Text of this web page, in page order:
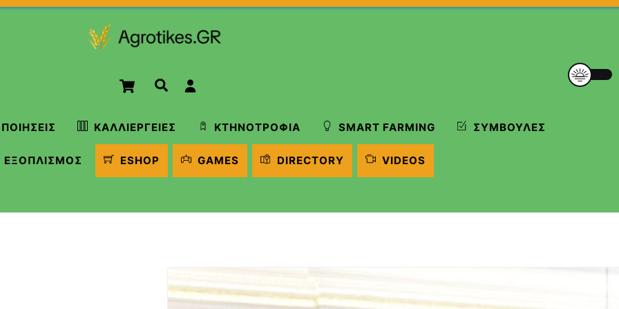
Cart Αναζήτηση
ΚΑΛΛΙΈΡΓΕΙΕΣ ΚΤΗΝΟΤΡΟΦΊΑ SMART FARMING ΣΥΜΒΟΥΛΈΣ
ΕΞΟΠΛΙΣΜΌΣ ESHOP GAMES DIRECTORY VIDEOS